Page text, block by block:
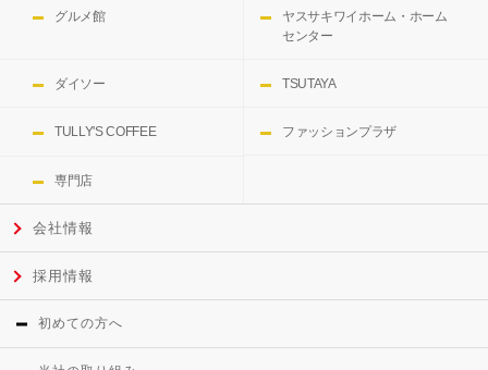
グルメ館
ヤスサキワイホーム・ホーム
センター
ダイソー TSUTAYA
TULLY'S COFFEE ファッションプラザ
専門店
会社情報
採用情報
初めての方へ